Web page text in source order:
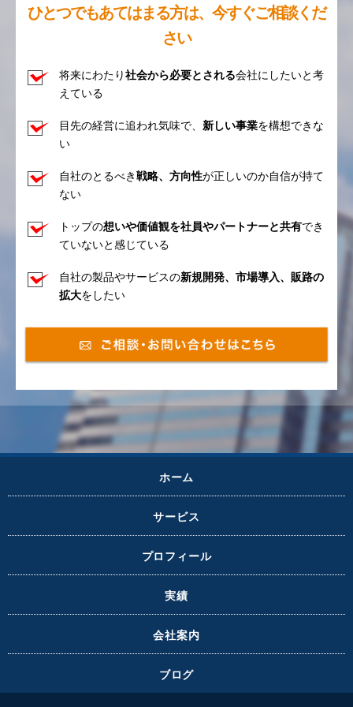
ひとつでもあてはまる方は、今すぐご相談くだ
さい
将来にわたり社会から必要とされる会社にしたいと考
えている
目先の経営に追われ気味で、 新しい事業を構想できな
い
自社のとるべき戦略、方向性が正しいのか自信が持て
ない
トップの想いや価値観を社員やパートナーと共有でき
ていないと感じている
自社の製品やサービスの新規開発、市場導入、販路の
拡大をしたい
ホーム
サービス
プロフィール
実績
会社案内
ブログ